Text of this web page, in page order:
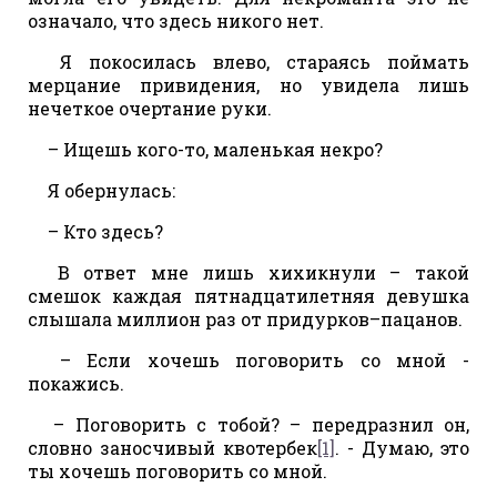
означало, что здесь никого нет.
Я покосилась влево, стараясь поймать
мерцание привидения, но увидела лишь
нечеткое очертание руки.
– Ищешь кого-то, маленькая некро?
Я обернулась:
– Кто здесь?
В ответ мне лишь хихикнули – такой
смешок каждая пятнадцатилетняя девушка
слышала миллион раз от придурков–пацанов.
– Если хочешь поговорить со мной -
покажись.
– Поговорить с тобой? – передразнил он,
словно заносчивый квотербек[1]. - Думаю, это
ты хочешь поговорить со мной.